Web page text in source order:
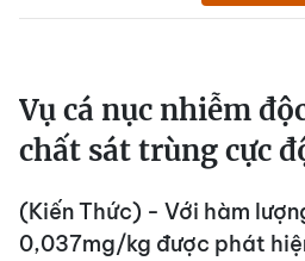
Vụ cá nục nhiễm
chất sát trùng cực
(Kiến Thức) - Với hàm
0,037mg/kg được phát